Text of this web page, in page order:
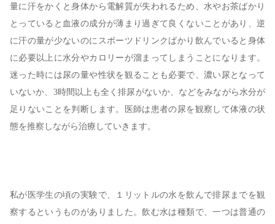
量に汗をかくと身体から電解質が失われるため、水やお茶ばかり
とっていると血液の成分が薄まり過ぎて良くないことがあり、逆
に汗の量が少ないのにスポーツドリンクばかり飲んでいると身体
に必要以上に水分やカロリーが溜まってしまうことになります。
迷った時には尿の量や性状を観ることも必要で、濃い尿となって
いないか、3時間以上も全く排尿がないか、などをみながら水分が
足りないことを判断します。医師は患者の尿を観察して体液の状
態を推察しながら治療していきます。
私が医学生の頃の実験で、１リットルの水を飲んで排尿までを観
察するというものがありました。飲む水は種類で、一つは普通の